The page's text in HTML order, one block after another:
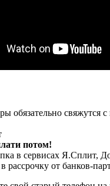
обязательно свяжутся с
потом!
в сервисах Я.Сплит,
рассрочку от банков-